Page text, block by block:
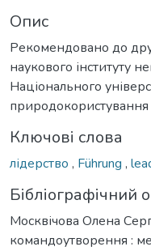
Опис
Рекомендовано до
наукового інституту
Національного
природокористування
Ключові слова
лідерство , Führung ,
Бібліографічний
Москвічова Олена
командоутворення :